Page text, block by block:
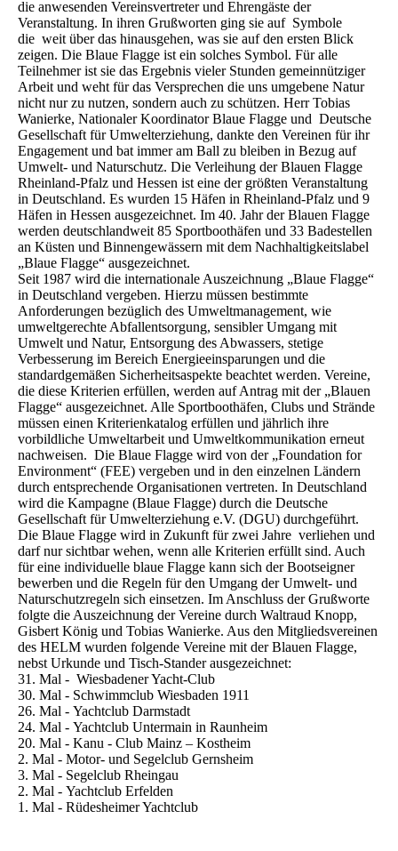
die anwesenden Vereinsvertreter und Ehrengäste der
Veranstaltung. In ihren Grußworten ging sie auf Symbole
die weit über das hinausgehen, was sie auf den ersten Blick
zeigen. Die Blaue Flagge ist ein solches Symbol. Für alle
Teilnehmer ist sie das Ergebnis vieler Stunden gemeinnütziger
Arbeit und weht für das Versprechen die uns umgebene Natur
nicht nur zu nutzen, sondern auch zu schützen. Herr Tobias
Wanierke, Nationaler Koordinator Blaue Flagge und Deutsche
Gesellschaft für Umwelterziehung, dankte den Vereinen für ihr
Engagement und bat immer am Ball zu bleiben in Bezug auf
Umwelt- und Naturschutz. Die Verleihung der Blauen Flagge
Rheinland-Pfalz und Hessen ist eine der größten Veranstaltung
in Deutschland. Es wurden 15 Häfen in Rheinland-Pfalz und 9
Häfen in Hessen ausgezeichnet. Im 40. Jahr der Blauen Flagge
werden deutschlandweit 85 Sportboothäfen und 33 Badestellen
an Küsten und Binnengewässern mit dem Nachhaltigkeitslabel
„Blaue Flagge“ ausgezeichnet.
Seit 1987 wird die internationale Auszeichnung „Blaue Flagge“
in Deutschland vergeben. Hierzu müssen bestimmte
Anforderungen bezüglich des Umweltmanagement, wie
umweltgerechte Abfallentsorgung, sensibler Umgang mit
Umwelt und Natur, Entsorgung des Abwassers, stetige
Verbesserung im Bereich Energieeinsparungen und die
standardgemäßen Sicherheitsaspekte beachtet werden. Vereine,
die diese Kriterien erfüllen, werden auf Antrag mit der „Blauen
Flagge“ ausgezeichnet. Alle Sportboothäfen, Clubs und Strände
müssen einen Kriterienkatalog erfüllen und jährlich ihre
vorbildliche Umweltarbeit und Umweltkommunikation erneut
nachweisen. Die Blaue Flagge wird von der „Foundation for
Environment“ (FEE) vergeben und in den einzelnen Ländern
durch entsprechende Organisationen vertreten. In Deutschland
wird die Kampagne (Blaue Flagge) durch die Deutsche
Gesellschaft für Umwelterziehung e.V. (DGU) durchgeführt.
Die Blaue Flagge wird in Zukunft für zwei Jahre verliehen und
darf nur sichtbar wehen, wenn alle Kriterien erfüllt sind. Auch
für eine individuelle blaue Flagge kann sich der Bootseigner
bewerben und die Regeln für den Umgang der Umwelt- und
Naturschutzregeln sich einsetzen. Im Anschluss der Grußworte
folgte die Auszeichnung der Vereine durch Waltraud Knopp,
Gisbert König und Tobias Wanierke. Aus den Mitgliedsvereinen
des HELM wurden folgende Vereine mit der Blauen Flagge,
nebst Urkunde und Tisch-Stander ausgezeichnet:
31. Mal - Wiesbadener Yacht-Club
30. Mal - Schwimmclub Wiesbaden 1911
26. Mal - Yachtclub Darmstadt
24. Mal - Yachtclub Untermain in Raunheim
20. Mal - Kanu - Club Mainz – Kostheim
2. Mal - Motor- und Segelclub Gernsheim
3. Mal - Segelclub Rheingau
2. Mal - Yachtclub Erfelden
1. Mal - Rüdesheimer Yachtclub